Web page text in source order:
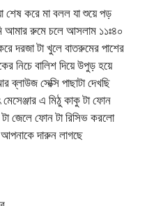
শেষ করে মা বলল যা শুয়ে পড়
আমার রুমে চলে আসলাম ১১ঃ৪০
দরজা টা খুলে বাতরুমের পাশের
নিচে বালিশ দিয়ে উপুড় হয়ে
সেক্সি পাছাটা দেখছি
এ মিঠু কাকু টা ফোন
জেলে ফোন টা রিসিভ করলো
আপনাকে দারুন লাগছে